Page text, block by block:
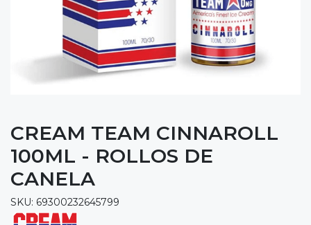
CREAM TEAM CINNAROLL
100ML - ROLLOS DE
CANELA
SKU: 69300232645799